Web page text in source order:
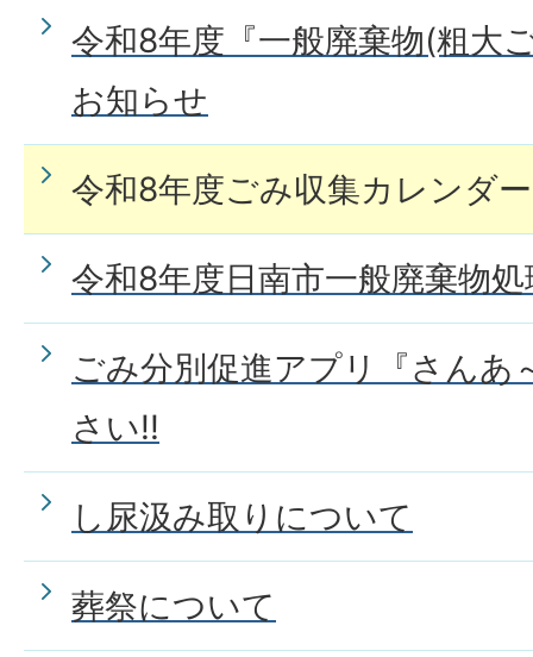
令和8年度『一般廃棄物(粗大
お知らせ
令和8年度ごみ収集カレンダー
令和8年度日南市一般廃棄物
ごみ分別促進アプリ『さんあ
さい!!
し尿汲み取りについて
葬祭について